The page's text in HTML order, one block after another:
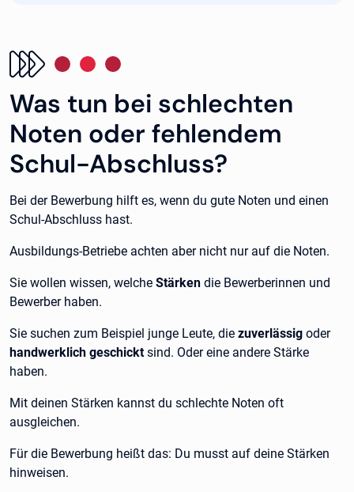
Was tun bei schlechten
Noten oder fehlendem
Schul-Abschluss?
Bei der Bewerbung hilft es, wenn du gute Noten und einen
Schul-Abschluss hast.
Ausbildungs-Betriebe achten aber nicht nur auf die Noten.
Sie wollen wissen, welche Stärken die Bewerberinnen und
Bewerber haben.
Sie suchen zum Beispiel junge Leute, die zuverlässig oder
handwerklich geschicktsind. Oder eine andere Stärke
haben.
Mit deinen Stärken kannst du schlechte Noten oft
ausgleichen.
Für die Bewerbung heißt das: Du musst auf deine Stärken
hinweisen.